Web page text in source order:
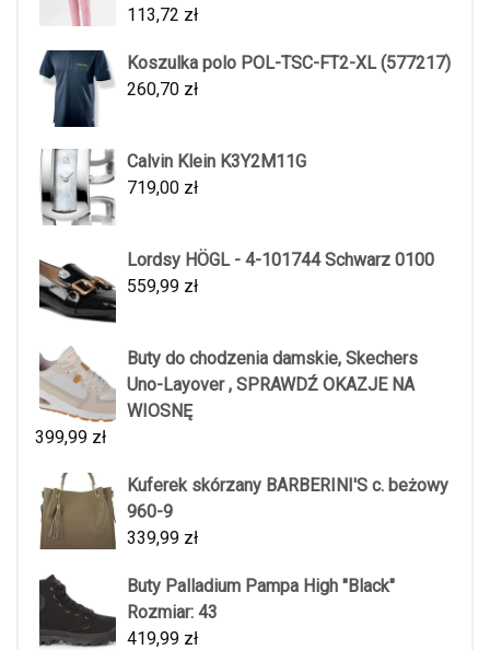
113,72 zł
Koszulka polo POL-TSC-FT2-XL (577217)
260,70 zł
Calvin Klein K3Y2M11G
719,00 zł
Lordsy HÖGL - 4-101744 Schwarz 0100
559,99 zł
Buty do chodzenia damskie, Skechers
Uno-Layover , SPRAWDŹ OKAZJE NA
WIOSNĘ
399,99 zł
Kuferek skórzany BARBERINI'S c. beżowy
960-9
339,99 zł
Buty Palladium Pampa High "Black"
Rozmiar: 43
419,99 zł